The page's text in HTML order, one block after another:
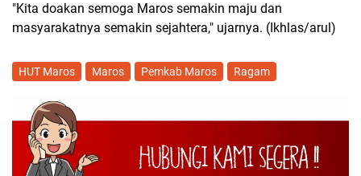
"Kita doakan semoga Maros semakin maju dan
masyarakatnya semakin sejahtera," ujarnya. (Ikhlas/arul)
HUT Maros Maros Pemkab Maros Ragam